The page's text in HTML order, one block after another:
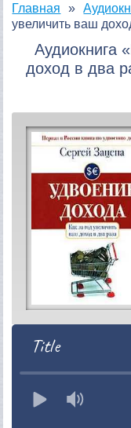
Главная
увеличить ваш
Аудиокнига
доход в два
Title